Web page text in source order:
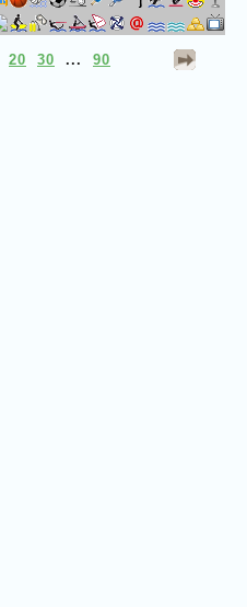
20 30 ... 90